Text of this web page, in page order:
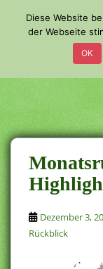
a
i
n
c
o
n
t
e
n
t
Dezember 3,
Rückblick
Diese Website
der Webseite
OK